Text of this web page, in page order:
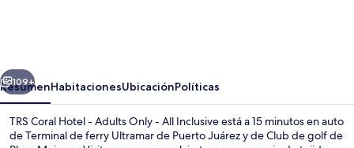
Adults
Only
Siguiente
109+
ResumenHabitacionesUbicaciónPolíticas
TRS Coral Hotel - Adults Only - All Inclusive está a 15 minutos en auto
de Terminal de ferry Ultramar de Puerto Juárez y de Club de golf de